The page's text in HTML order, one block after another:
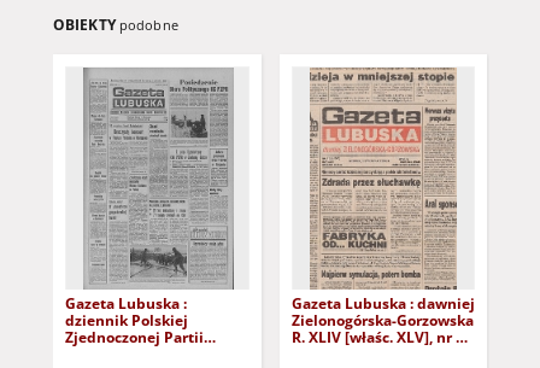
OBIEKTY podobne
Gazeta Lubuska :
dziennik Polskiej
Zjednoczonej Partii
Gazeta Lubuska : dawniej
Zielonogórska-Gorzowska
R. XLIV [właśc. XLV], nr 52